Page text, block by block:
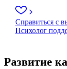
Справиться с
Психолог
Развитие